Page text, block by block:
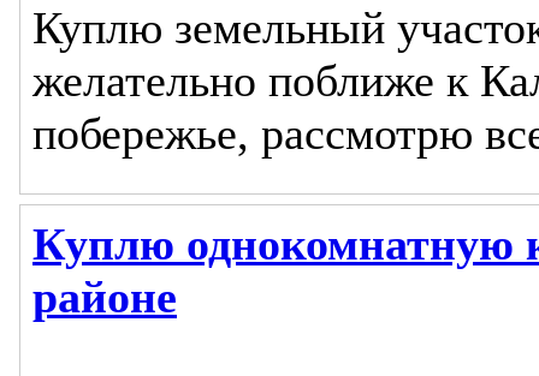
Куплю земельный
желательно поближе к
побережье, рассмотрю
Куплю однокомнатную
районе